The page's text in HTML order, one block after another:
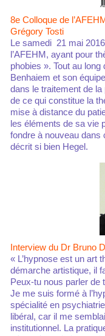
8e Colloque de l’AFEHM à Paris : « Hypnose et phobies ». Dr
Grégory Tosti
Le samedi 21 mai
l’AFEHM, ayant pour
phobies ». Tout au
Benhaiem et son
dans le traitement de la
de ce qui constitue la
mise à distance du
les éléments de sa vie
fondre à nouveau dans
décrit si bien Hegel.
Interview du Dr Bruno
« L’hypnose est un art
démarche artistique, il
Peux-tu nous parler de
Je me suis formé à
spécialité en
libéral, car il me
institutionnel. La